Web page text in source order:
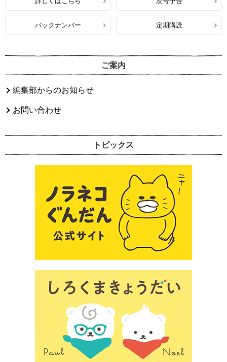
バックナンバー 定期購読
ご案内
編集部からのお知らせ
お問い合わせ
トピックス